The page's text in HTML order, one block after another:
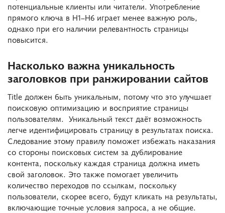
потенциальные клиенты или читатели. Употребление
прямого ключа в H1–H6 играет менее важную роль,
однако при его наличии релевантность страницы
повысится.
Насколько важна уникальность
заголовков при ранжировании сайтов
Title должен быть уникальным, потому что это улучшает
поисковую оптимизацию и восприятие страницы
пользователям. Уникальный текст даёт возможность
легче идентифицировать страницу в результатах поиска.
Следование этому правилу поможет избежать наказания
со стороны поисковых систем за дублирование
контента, поскольку каждая страница должна иметь
свой заголовок. Это также помогает увеличить
количество переходов по ссылкам, поскольку
пользователи, скорее всего, будут кликать на результаты,
включающие точные условия запроса, а не общие.